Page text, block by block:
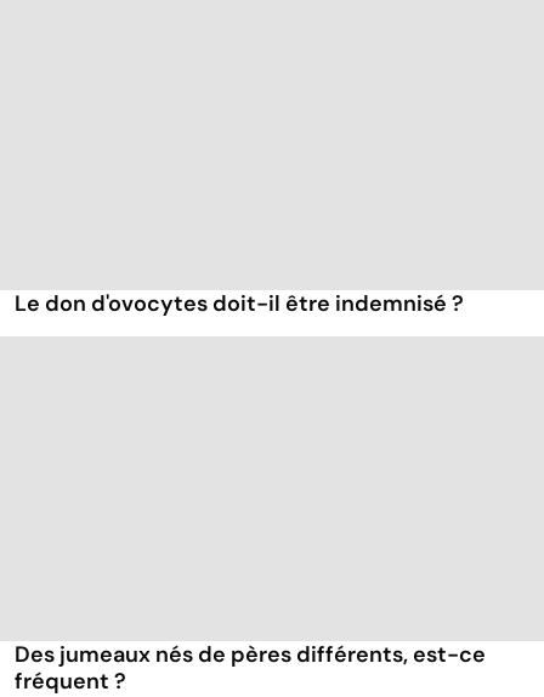
Le don d'ovocytes doit-il être indemnisé ?
Des jumeaux nés de pères différents, est-ce
fréquent ?